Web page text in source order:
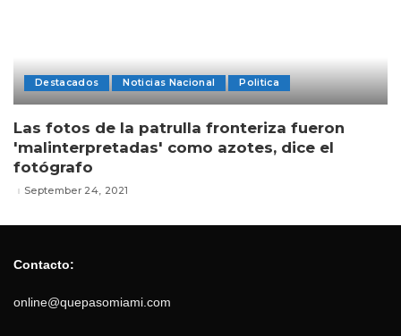
Destacados Noticias Nacional Politica
Las fotos de la patrulla fronteriza fueron
'malinterpretadas' como azotes, dice el
fotógrafo
September 24, 2021
Contacto:
online@quepasomiami.com